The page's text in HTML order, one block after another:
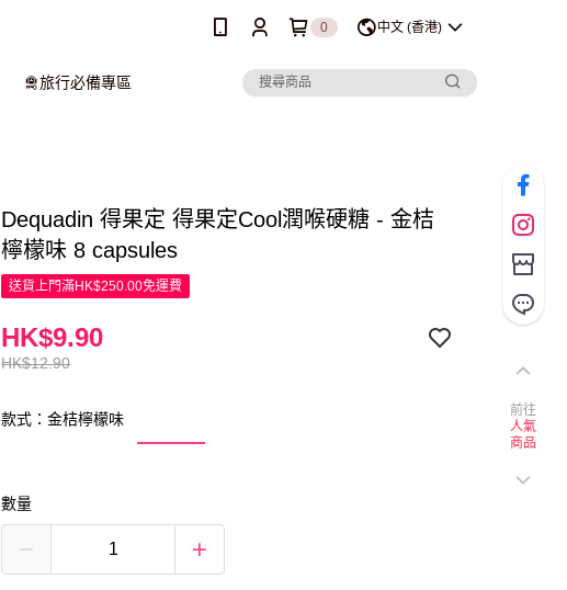
0 中文 (香港)
🛅旅行必備專區
Dequadin 得果定 得果定Cool潤喉硬糖 - 金桔
檸檬味 8 capsules
送貨上門滿HK$250.00免運費
HK$12.90
HK$9.90
款式：金桔檸檬味
數量
前往
人氣
商品